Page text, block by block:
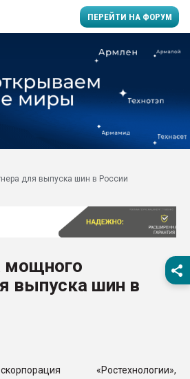
ПЕРЕЙТИ НА ФОРУМ
производство SPC
заводу пластмасс"
Подмосковье, Москва
28.07.2026
28.07.2026
ПЕРЕЙТИ НА
для выпуска шин в России
мощного
выпуска шин в
«Ростехнологии»,